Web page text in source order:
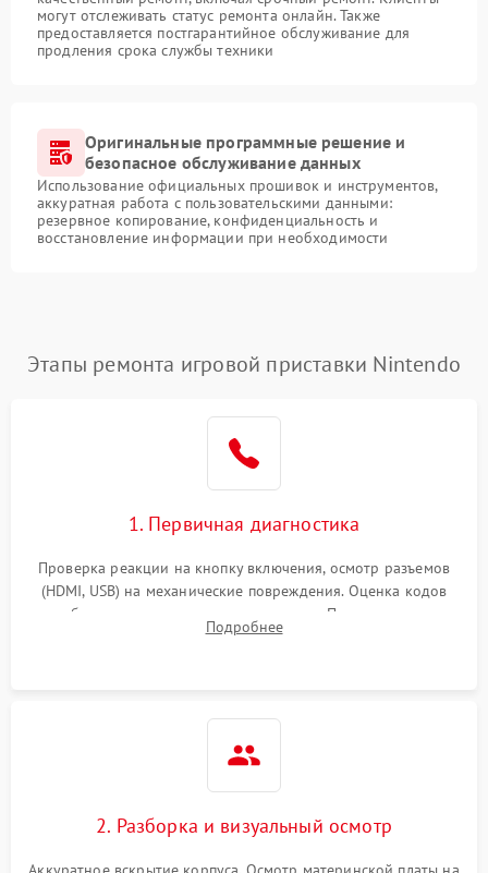
могут отслеживать статус ремонта онлайн. Также
предоставляется постгарантийное обслуживание для
продления срока службы техники
Оригинальные программные решение и
безопасное обслуживание данных
Использование официальных прошивок и инструментов,
аккуратная работа с пользовательскими данными:
резервное копирование, конфиденциальность и
восстановление информации при необходимости
Этапы ремонта игровой приставки Nintendo
1. Первичная диагностика
Проверка реакции на кнопку включения, осмотр разъемов
(HDMI, USB) на механические повреждения. Оценка кодов
ошибок на экране или по индикаторам. Проверка чтения
дисков, работы геймпадов и наличия гарантийных пломб.
Подробнее
2. Разборка и визуальный осмотр